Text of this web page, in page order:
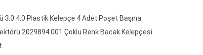
3.0 4.0 Plastik Kelepçe 4 Adet Poşet Başına
2029894 001 Çoklu Renk Bacak Kelepçesi